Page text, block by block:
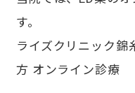
す。
ライズクリニック錦
方 オンライン診療